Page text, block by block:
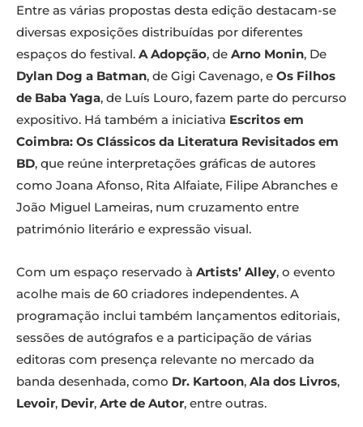
Entre as várias propostas desta edição destacam-se
diversas exposições distribuídas por diferentes
espaços do festival. A Adopção, de Arno Monin, De
Dylan Dog a Batman, de Gigi Cavenago, e Os Filhos
de Baba Yaga, de Luís Louro, fazem parte do percurso
expositivo. Há também a iniciativa Escritos em
Coimbra: Os Clássicos da Literatura Revisitados em
BD, que reúne interpretações gráficas de autores
como Joana Afonso, Rita Alfaiate, Filipe Abranches e
João Miguel Lameiras, num cruzamento entre
património literário e expressão visual.
Com um espaço reservado à Artists’ Alley, o evento
acolhe mais de 60 criadores independentes. A
programação inclui também lançamentos editoriais,
sessões de autógrafos e a participação de várias
editoras com presença relevante no mercado da
banda desenhada, como Dr. Kartoon, Ala dos Livros,
Levoir, Devir, Arte de Autor, entre outras.